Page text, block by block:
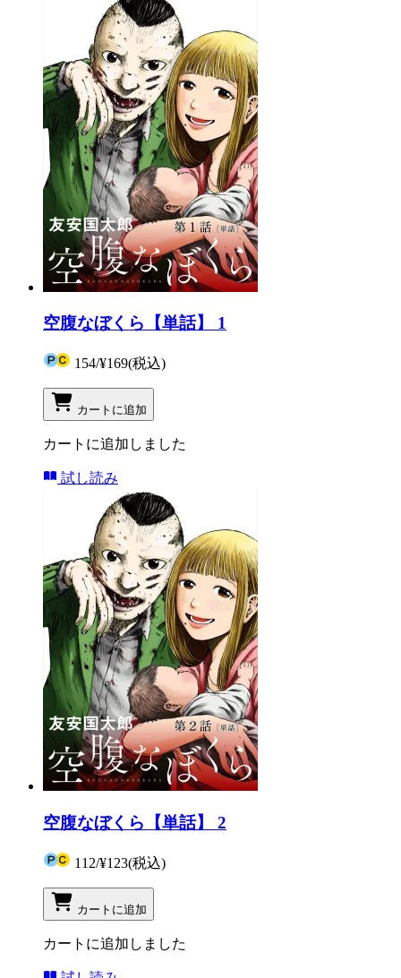
空腹なぼくら【単話】 1
154/¥169(税込)
カートに追加
カートに追加しました
試し読み
空腹なぼくら【単話】 2
112/¥123(税込)
カートに追加
カートに追加しました